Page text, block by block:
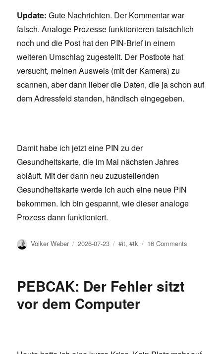
Update:Gute Nachrichten. Der Kommentar war
falsch. Analoge Prozesse funktionieren tatsächlich
noch und die Post hat den PIN-Brief in einem
weiteren Umschlag zugestellt. Der Postbote hat
versucht, meinen Ausweis (mit der Kamera) zu
scannen, aber dann lieber die Daten, die ja schon auf
dem Adressfeld standen, händisch eingegeben.
Damit habe ich jetzt eine PIN zu der
Gesundheitskarte, die im Mai nächsten Jahres
abläuft. Mit der dann neu zuzustellenden
Gesundheitskarte werde ich auch eine neue PIN
bekommen. Ich bin gespannt, wie dieser analoge
Prozess dann funktioniert.
Author
Volker Weber
Posted
2026-07-23 Tags
#it,#tk 16 Comments
PEBCAK: Der Fehler sitzt
vor dem Computer